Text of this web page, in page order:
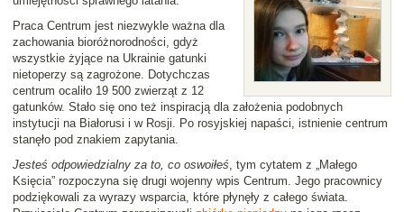
Praca Centrum jest niezwykle ważna dla
zachowania bioróżnorodności, gdyż
wszystkie żyjące na Ukrainie gatunki
nietoperzy są zagrożone. Dotychczas
centrum ocaliło 19 500 zwierząt z 12
gatunków. Stało się ono też inspiracją dla założenia podobnych
instytucji na Białorusi i w Rosji. Po rosyjskiej napaści, istnienie centrum
stanęło pod znakiem zapytania.
Jesteś odpowiedzialny za to, co oswoiłeś, tym cytatem z „Małego
Księcia” rozpoczyna się drugi wojenny wpis Centrum. Jego pracownicy
podziękowali za wyrazy wsparcia, które płynęły z całego świata.